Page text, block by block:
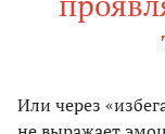
Или через